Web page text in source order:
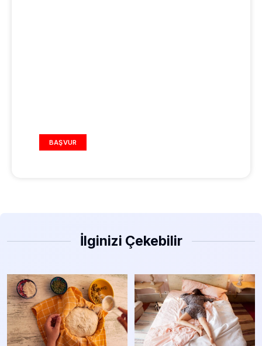
BAŞVUR
İlginizi Çekebilir